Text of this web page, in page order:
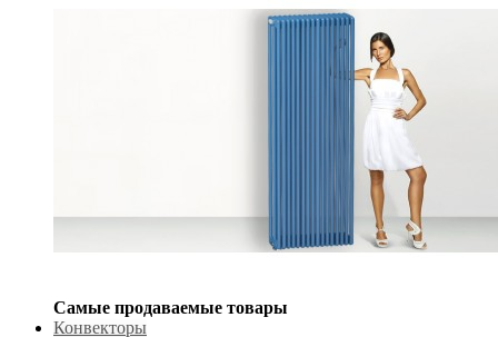
Самые продаваемые товары
Конвекторы